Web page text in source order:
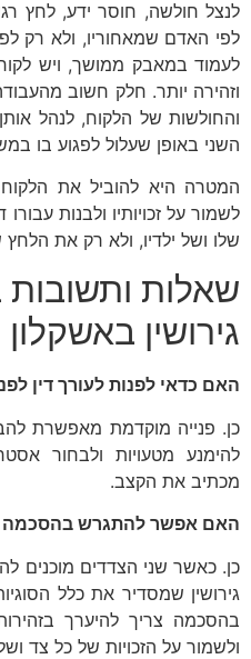
לנצל חולשה, חוסר ידע, לחץ
לפי האדם שמאחוריו, ולא רק
לעמוד במאבק ממושך, ויש
וזהירה יותר. חלק חשוב
והחולשות של הלקוח, לנהל
השני באופן שעלול לפגוע בו
המטרה היא להוביל את
לשמור על זכויותיו ולבנות
שלו ושל ילדיו, ולא רק את הלחץ
שאלות ותשובות
גירושין באשקלון
האם כדאי לפנות לעורך דין
כן. פנייה מוקדמת מאפשרת
להימנע מטעויות ולבחור
מכתיב את הקצב.
האם אפשר להתגרש בהסכמה
כן. כאשר שני הצדדים מוכנים
גירושין שמסדיר את כלל
בהסכמה צריך להיערך
ולשמור על הזכויות של כל צד